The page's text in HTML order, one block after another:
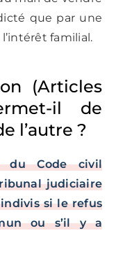
que par une
familial.
(Articles
il de
l’autre ?
du Code civil
judiciaire
si le refus
ou s’il y a